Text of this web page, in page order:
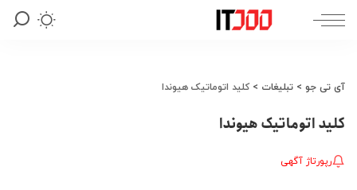
آی تی جو > تبلیغات > کلید اتوماتیک هیوندا
کلید اتوماتیک هیوندا
رپورتاژ آگهی